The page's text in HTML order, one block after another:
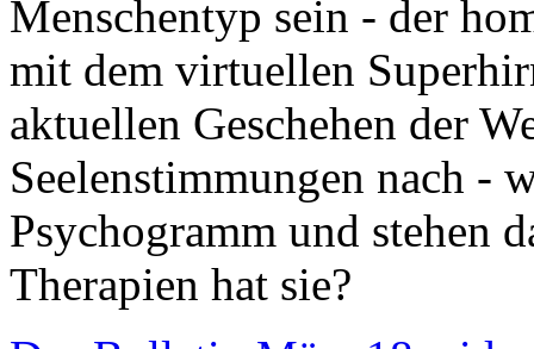
Menschentyp sein - der
mit dem virtuellen
aktuellen Geschehen der
Seelenstimmungen nach -
Psychogramm und stehen
Therapien hat sie?